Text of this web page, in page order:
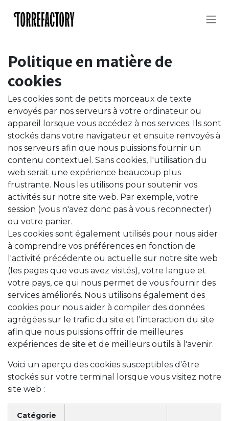
Politique en matière de
cookies
Les cookies sont de petits morceaux de texte
envoyés par nos serveurs à votre ordinateur ou
appareil lorsque vous accédez à nos services. Ils sont
stockés dans votre navigateur et ensuite renvoyés à
nos serveurs afin que nous puissions fournir un
contenu contextuel. Sans cookies, l'utilisation du
web serait une expérience beaucoup plus
frustrante. Nous les utilisons pour soutenir vos
activités sur notre site web. Par exemple, votre
session (vous n'avez donc pas à vous reconnecter)
ou votre panier.
Les cookies sont également utilisés pour nous aider
à comprendre vos préférences en fonction de
l'activité précédente ou actuelle sur notre site web
(les pages que vous avez visités), votre langue et
votre pays, ce qui nous permet de vous fournir des
services améliorés. Nous utilisons également des
cookies pour nous aider à compiler des données
agrégées sur le trafic du site et l'interaction du site
afin que nous puissions offrir de meilleures
expériences de site et de meilleurs outils à l'avenir.
Voici un aperçu des cookies susceptibles d'être
stockés sur votre terminal lorsque vous visitez notre
site web :
Catégorie